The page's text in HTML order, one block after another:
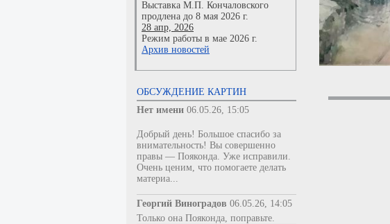
Выставка М.П. Кончаловского
продлена до 8 мая 2026 г.
28 апр, 2026
Режим работы в мае 2026 г.
Архив новостей
ОБСУЖДЕНИЕ КАРТИН
Нет имени 06.05.26, 15:05
Добрый день! Большое спасибо за
внимательность! Вы совершенно
правы — Пояконда. Уже исправили.
Очень ценим, что помогаете делать
материа...
Георгий Виноградов 06.05.26, 14:05
Только она Пояконда, поправьте.